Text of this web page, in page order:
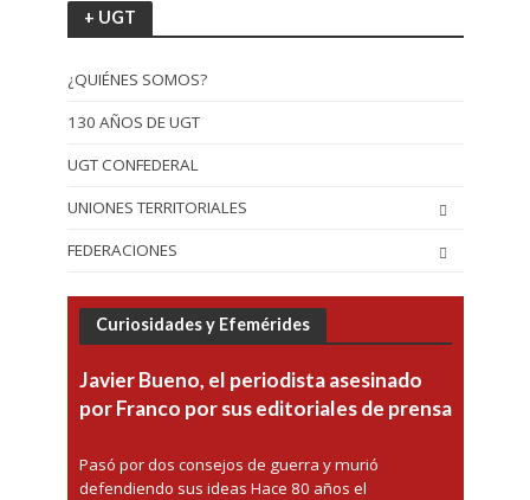
+ UGT
¿QUIÉNES SOMOS?
130 AÑOS DE UGT
UGT CONFEDERAL
UNIONES TERRITORIALES
FEDERACIONES
Curiosidades y Efemérides
Javier Bueno, el periodista asesinado
por Franco por sus editoriales de prensa
Pasó por dos consejos de guerra y murió
defendiendo sus ideas Hace 80 años el